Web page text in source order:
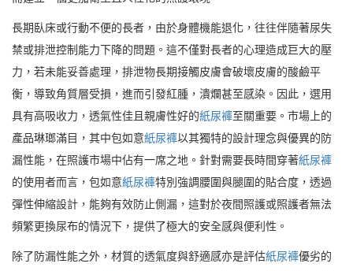
長期臥床或行動不便的長者，由於身體機能退化，往往伴隨著尿失
禁或排泄控制能力下降的問題。這不僅對長者的心理造成巨大的壓
力，若未能妥善處理，排泄物長期接觸皮膚會破壞皮膚的酸鹼平
衡，導致角質層受損，進而引發紅腫，潰爛甚至感染。因此，選用
具有高吸收力，透氣性佳且親膚性好的紙尿褲至關重要。市場上的
產品琳瑯滿目，其中包如意紙尿褲以其獨特的設計理念與優異的防
漏性能，在照護市場中佔有一席之地。針對需要長時間穿著紙尿褲
的使用者而言，包如意紙尿褲特別強調腰圍與腿圍的貼合度，透過
彈性伸縮設計，能夠有效防止側漏，這對於夜間照護或照護者無法
頻繁更換尿布的情況下，提供了極大的安全感與便利性。
除了防漏性能之外，材質的透氣度與舒適感亦是評估紙尿褲優劣的